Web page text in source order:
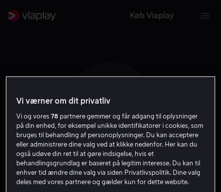
Køb Viaplay
T E N
Tobias Edlev Nielsen
Vi værner om dit privatliv
Vi og vores78 partnere gemmer og får adgang til oplysninger
på din enhed, for eksempel unikke identifikatorer i cookies, som
bruges til behandling af personoplysninger. Du kan acceptere
eller administrere dine valg ved at klikke nedenfor. Her kan du
også udøve din ret til at gøre indsigelse, hvis et
behandlingsgrundlag er baseret på legitim interesse. Du kan til
enhver tid ændre dine valg via siden Privatlivspolitik. Dine valg
deles med vores partnere og gælder kun for dette website.